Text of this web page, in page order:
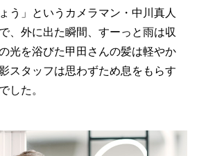
う」というカメラマン・中川真人
、外に出た瞬間、すーっと雨は収
光を浴びた甲田さんの髪は軽やか
スタッフは思わずため息をもらす
した。